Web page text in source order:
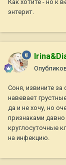
Как хотите - но к
энтерит.
Соня, извините
навевает
да и не хочу, но
признаками
круглосуточные
на инфекцию.